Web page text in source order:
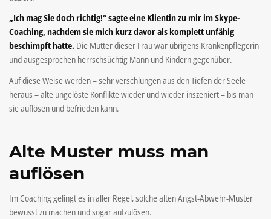
„Ich mag Sie doch richtig!“ sagte eine Klientin zu mir im Skype-
Coaching, nachdem sie mich kurz davor als komplett unfähig
beschimpft hatte. Die Mutter dieser Frau war übrigens Krankenpflegerin
und ausgesprochen herrschsüchtig Mann und Kindern gegenüber.
Auf diese Weise werden – sehr verschlungen aus den Tiefen der Seele
heraus – alte ungelöste Konflikte wieder und wieder inszeniert – bis man
sie auflösen und befrieden kann.
Alte Muster muss man
auflösen
Im Coaching gelingt es in aller Regel, solche alten Angst-Abwehr-Muster
bewusst zu machen und sogar aufzulösen.